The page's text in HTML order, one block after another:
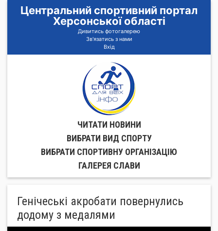
Центральний спортивний портал
Херсонської області
Дивитись фотогалерею
Зв'язатись з нами
Вхід
ЧИТАТИ НОВИНИ
ВИБРАТИ ВИД СПОРТУ
ВИБРАТИ СПОРТИВНУ ОРГАНIЗАЦIЮ
ГАЛЕРЕЯ СЛАВИ
Генічеські акробати повернулись
додому з медалями